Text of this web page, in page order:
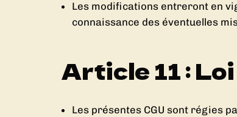
Les modifications entreront en
connaissance des éventuelles
Article 11 :
Les présentes CGU sont régies